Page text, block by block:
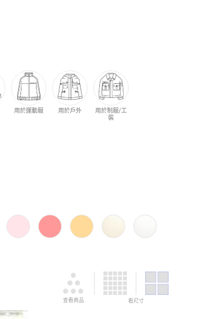
用於運動服 用於戶外
用於制服/工
裝
查看商品 看尺寸